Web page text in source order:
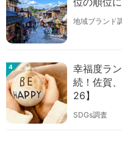
地域ブランド
4
幸福度ラ
続！佐賀
26】
SDGs調査